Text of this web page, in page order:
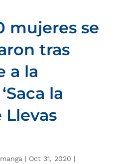
mujeres se
tras
a la
la
Llevas
| Oct 31, 2020 |